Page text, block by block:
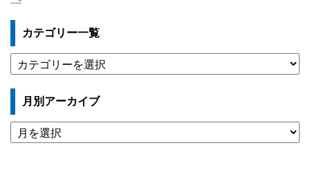
カテゴリー一覧
テ
ゴ
ー
一
覧
月別アーカイブ
月
別